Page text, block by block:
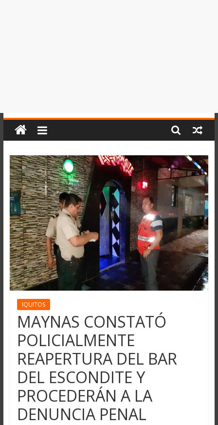
IQUITOS
MAYNAS CONSTATÓ
POLICIALMENTE
REAPERTURA DEL BAR
DEL ESCONDITE Y
PROCEDERÁN A LA
DENUNCIA PENAL